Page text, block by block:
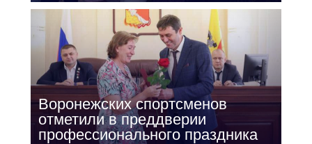
Воронежских спортсменов
отметили в преддверии
профессионального праздника